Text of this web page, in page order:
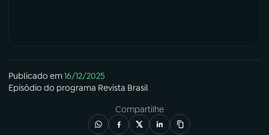
Publicado em16/12/2025
Episódio do programa Revista Brasil
Compartilhe